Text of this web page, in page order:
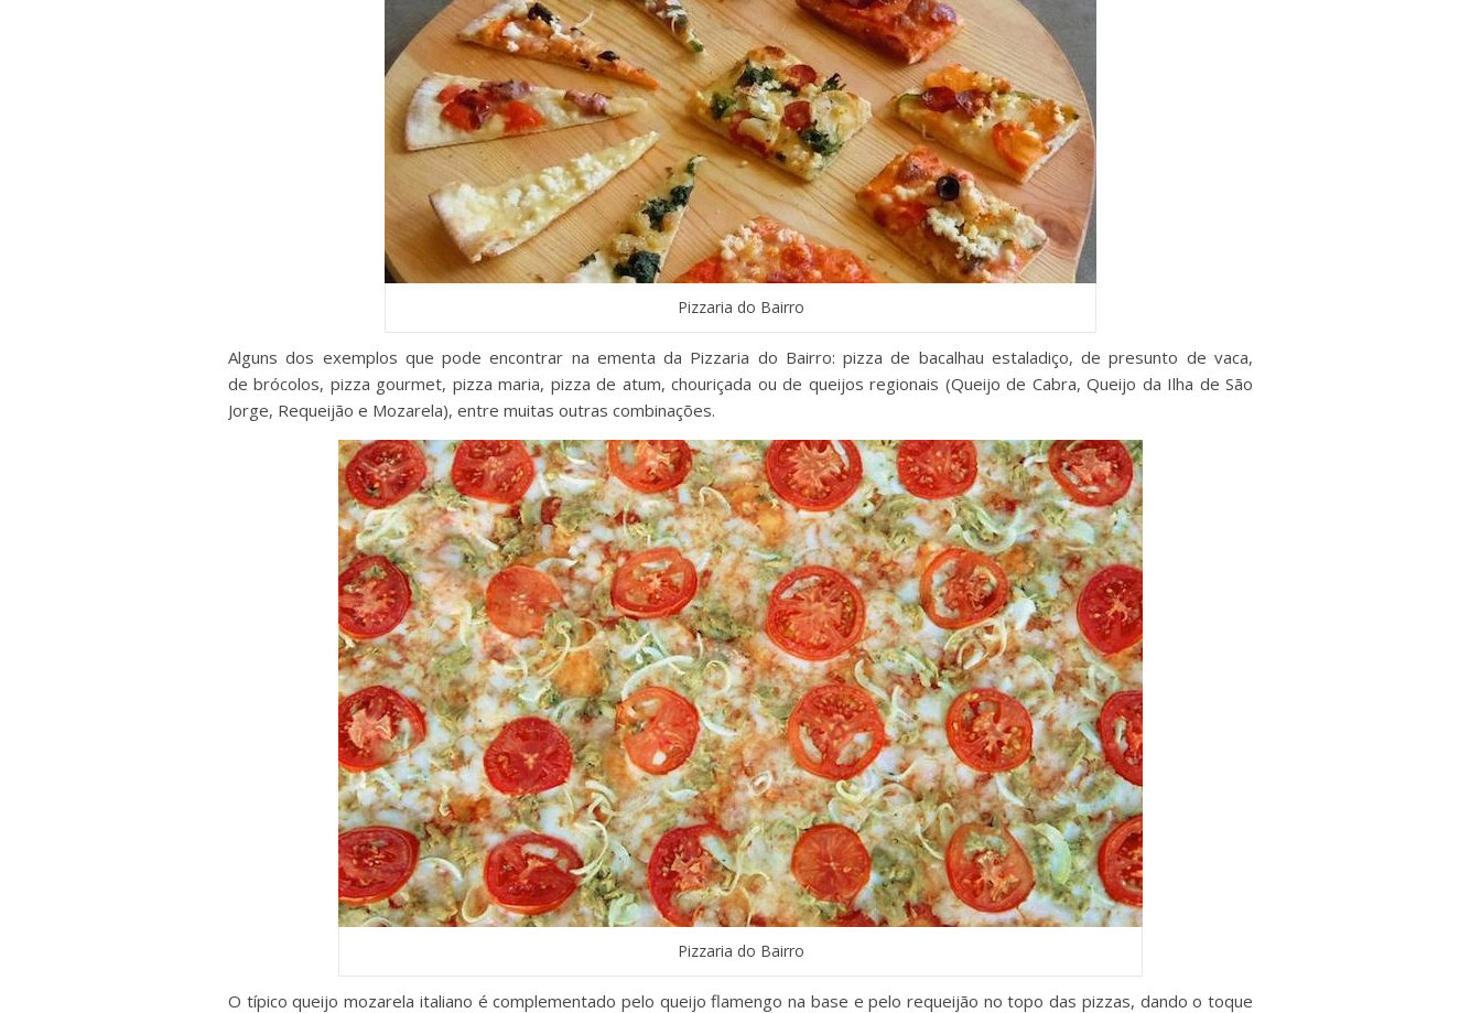
Pizzaria do Bairro
Alguns dos exemplos que podeencontrar na ementa da Pizzaria do Bairro: pizza de bacalhau estaladiço, de presunto de vaca,
debrócolos, pizza gourmet, pizza maria, pizza de atum, chouriçada ou de queijos regionais (Queijo de Cabra, Queijo da Ilha de São
Jorge, Requeijão e Mozarela), entre muitas outras combinações.
Pizzaria do Bairro
O típico queijo mozarela italiano é complementado pelo queijo flamengo na base e pelo requeijão no topo das pizzas, dando o toque